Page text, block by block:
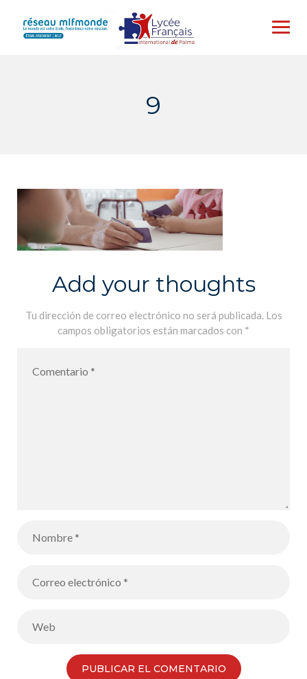
content
9
Add your thoughts
Tu dirección de correo electrónico no será publicada. Los
campos obligatorios están marcados con *